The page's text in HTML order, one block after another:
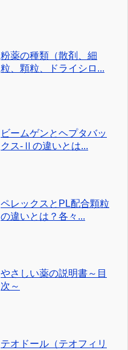
粉薬の種類（散剤、細
粒、顆粒、ドライシロ...
ビームゲンとヘプタバッ
クス-Ⅱの違いとは...
ペレックスとPL配合顆粒
の違いとは？各々...
やさしい薬の説明書～目
次～
テオドール（テオフィリ